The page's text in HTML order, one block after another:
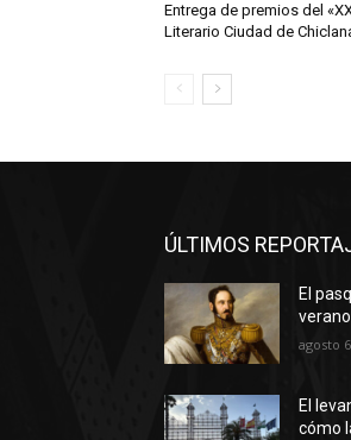
Entrega de premios del
Literario Ciudad de
ÚLTIMOS
El
agosto
El
cómo